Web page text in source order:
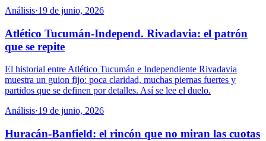
Análisis·19 de junio, 2026
Atlético Tucumán-Independ. Rivadavia: el patrón
que se repite
El historial entre Atlético Tucumán e Independiente Rivadavia
muestra un guion fijo: poca claridad, muchas piernas fuertes y
partidos que se definen por detalles. Así se lee el duelo.
Análisis·19 de junio, 2026
Huracán-Banfield: el rincón que no miran las cuotas